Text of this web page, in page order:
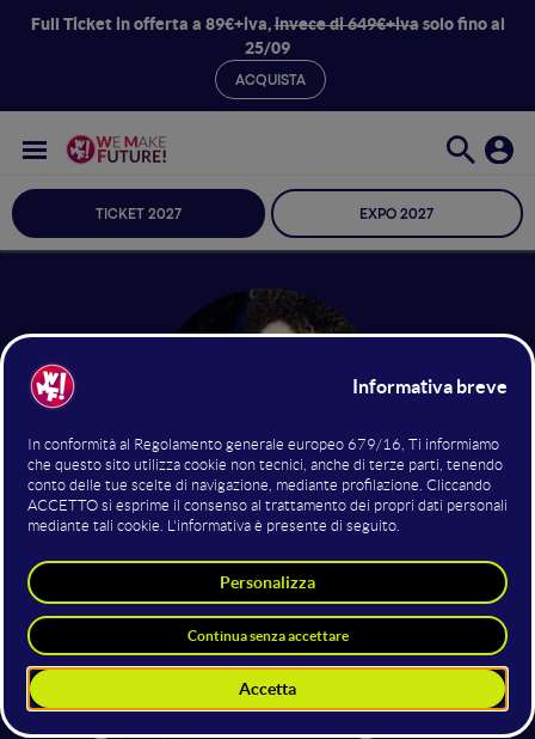
Full Ticket in offerta a 89€+iva,invece di 649€+ivasolo fino al
25/09
ACQUISTA
TICKET 2027 EXPO 2027
21 giugno 201814:50 - 15:30
Digital Retail
Integrazione del digitale